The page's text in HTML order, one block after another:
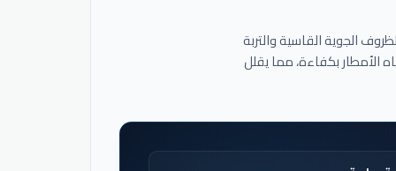
الجوية القاسية والتربة
الأمطار بكفاءة، مما يقلل